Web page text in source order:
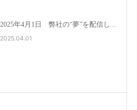
2025年4月1日 弊社の“夢”を配信し...
2025.04.01